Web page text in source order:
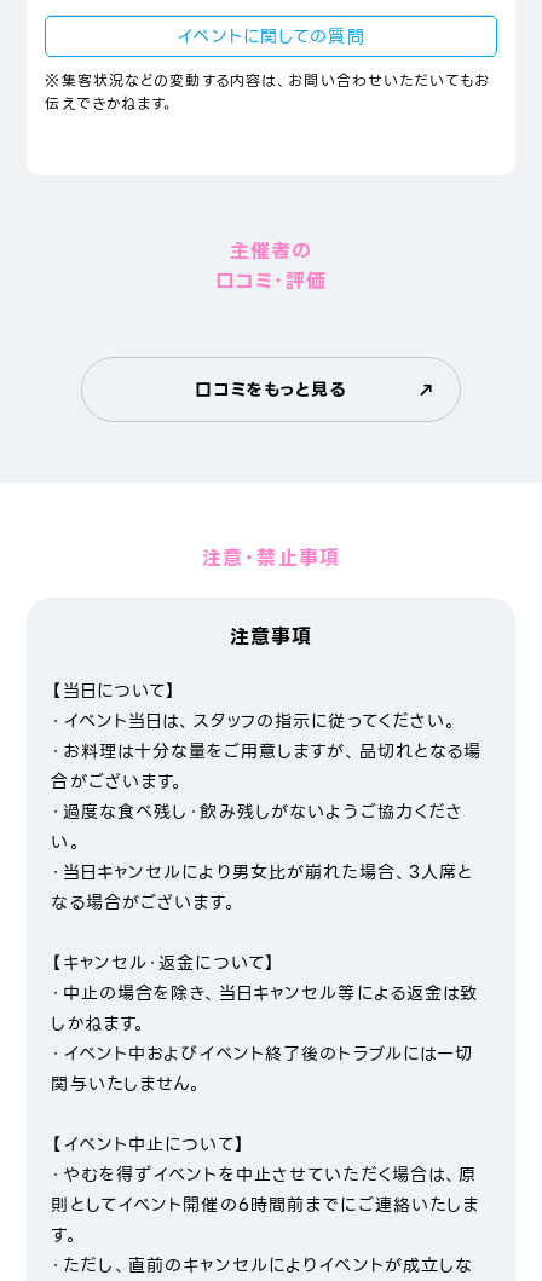
イベントに関しての質問
※集客状況などの変動する内容は、お問い合わせいただいてもお
伝えできかねます。
主催者の
口コミ・評価
口コミをもっと見る
注意・禁止事項
注意事項
【当日について】
・イベント当日は、スタッフの指示に従ってください。
・お料理は十分な量をご用意しますが、品切れとなる場
合がございます。
・過度な食べ残し・飲み残しがないようご協力くださ
い。
・当日キャンセルにより男女比が崩れた場合、3人席と
なる場合がございます。
【キャンセル・返金について】
・中止の場合を除き、当日キャンセル等による返金は致
しかねます。
・イベント中およびイベント終了後のトラブルには一切
関与いたしません。
【イベント中止について】
・やむを得ずイベントを中止させていただく場合は、原
則としてイベント開催の6時間前までにご連絡いたしま
す。
・ただし、直前のキャンセルによりイベントが成立しな